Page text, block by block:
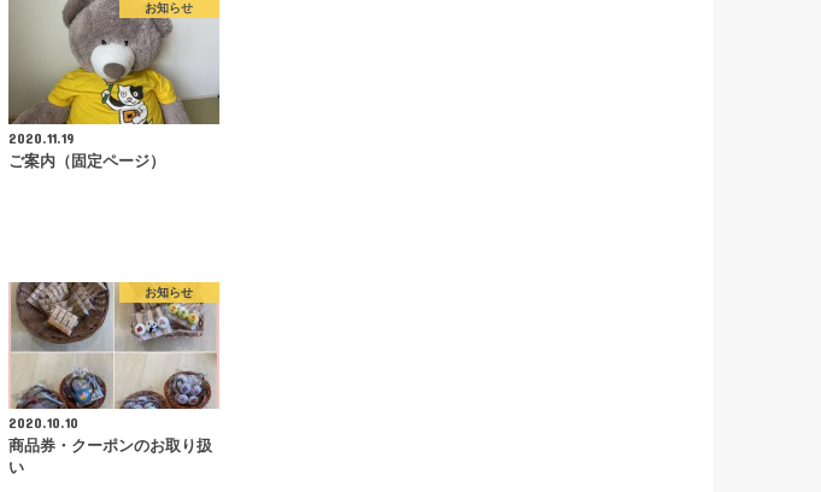
お知らせ
2020.11.19
ご案内（固定ページ）
お知らせ
2020.10.10
商品券・クーポンのお取り扱
い